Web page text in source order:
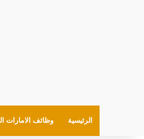
الرئيسية وظائف الامارات